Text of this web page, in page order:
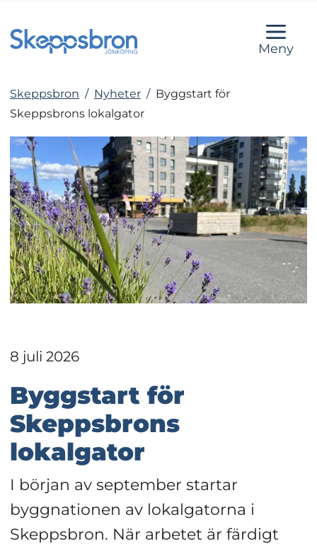
Meny
Skeppsbron / Nyheter / Byggstart för
Skeppsbrons lokalgator
8 juli 2026
Byggstart för
Skeppsbrons
lokalgator
I början av september startar
byggnationen av lokalgatorna i
Skeppsbron. När arbetet är färdigt